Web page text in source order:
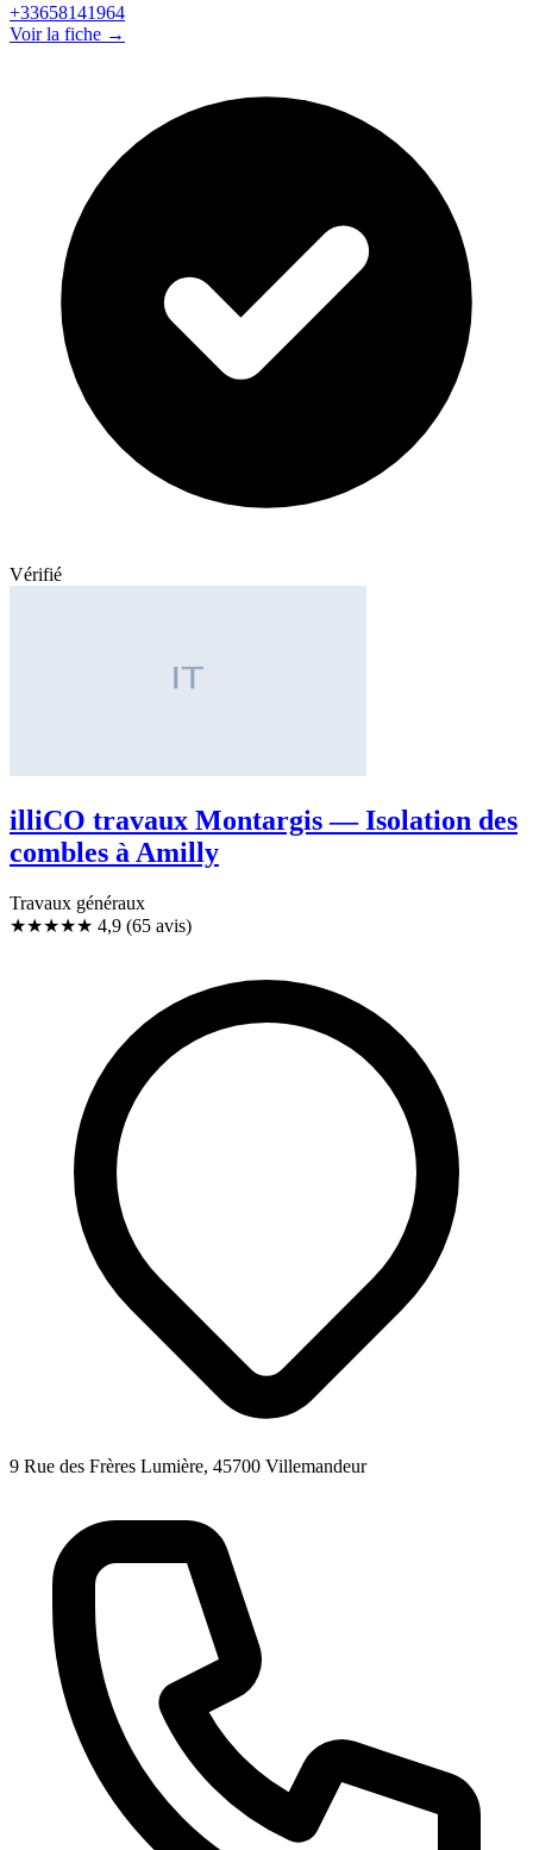
+33658141964
Voir la fiche →
Vérifié
illiCO travaux Montargis — Isolation des
combles à Amilly
Travaux généraux
★★★★★ 4,9 (65 avis)
9 Rue des Frères Lumière, 45700 Villemandeur